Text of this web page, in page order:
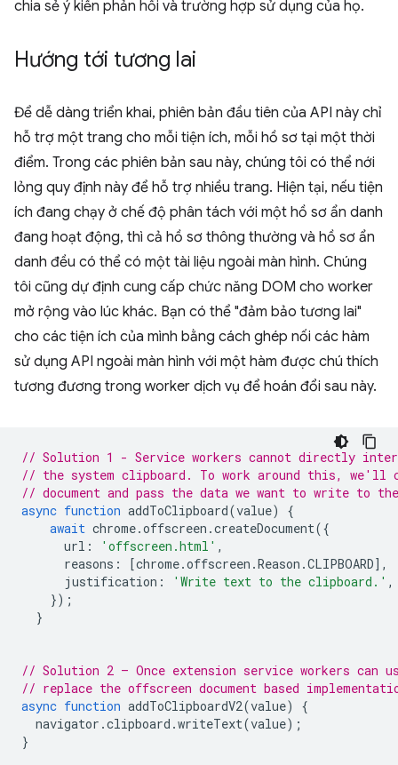
chia sẻ ý kiến phản hồi và trường hợp sử dụng của họ.
Hướng tới tương lai
Để dễ dàng triển khai, phiên bản đầu tiên của API này chỉ
hỗ trợ một trang cho mỗi tiện ích, mỗi hồ sơ tại một thời
điểm. Trong các phiên bản sau này, chúng tôi có thể nới
lỏng quy định này để hỗ trợ nhiều trang. Hiện tại, nếu tiện
ích đang chạy ở chế độ phân tách với một hồ sơ ẩn danh
đang hoạt động, thì cả hồ sơ thông thường và hồ sơ ẩn
danh đều có thể có một tài liệu ngoài màn hình. Chúng
tôi cũng dự định cung cấp chức năng DOM cho worker
mở rộng vào lúc khác. Bạn có thể "đảm bảo tương lai"
cho các tiện ích của mình bằng cách ghép nối các hàm
sử dụng API ngoài màn hình với một hàm được chú thích
tương đương trong worker dịch vụ để hoán đổi sau này.
// Solution 1 - Service workers cannot directly
// the system clipboard. To work around this, we'll
// document and pass the data we want to write to
async function addToClipboard(value)
{
await chrome.offscreen .createDocument({
url : 'offscreen.html' ,
reasons : [chrome.offscreen .Reason .CLIPBOARD],
justification : 'Write text to the clipboard.' ,
});
}
// Solution 2 – Once extension service workers can
// replace the offscreen document based
async function addToClipboardV2(value)
{
navigator .clipboard .writeText(value);
}